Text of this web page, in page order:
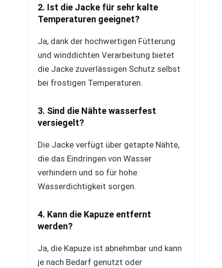
2. Ist die Jacke für sehr kalte
Temperaturen geeignet?
Ja, dank der hochwertigen Fütterung
und winddichten Verarbeitung bietet
die Jacke zuverlässigen Schutz selbst
bei frostigen Temperaturen.
3. Sind die Nähte wasserfest
versiegelt?
Die Jacke verfügt über getapte Nähte,
die das Eindringen von Wasser
verhindern und so für hohe
Wasserdichtigkeit sorgen.
4. Kann die Kapuze entfernt
werden?
Ja, die Kapuze ist abnehmbar und kann
je nach Bedarf genutzt oder